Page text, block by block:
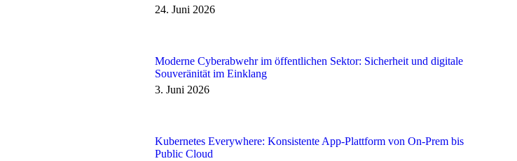
24. Juni 2026
Moderne Cyberabwehr im öffentlichen Sektor: Sicherheit und digitale
Souveränität im Einklang
3. Juni 2026
Kubernetes Everywhere: Konsistente App-Plattform von On-Prem bis
Public Cloud